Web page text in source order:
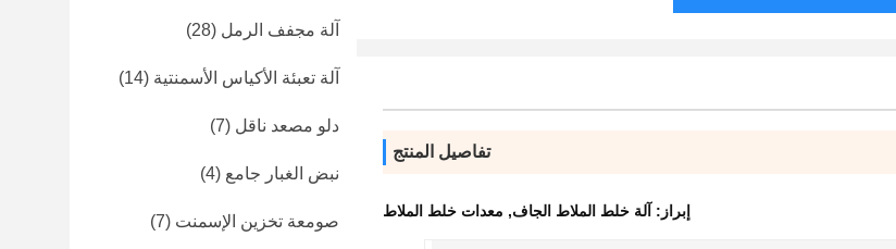
تفاصيل المنتج
إبراز: آلة خلط الملاط الجاف, معدات خلط الملاط
آلة مجفف الرمل (28)
آلة تعبئة الأكياس الأسمنتية (14)
دلو مصعد ناقل (7)
نبض الغبار جامع (4)
صومعة تخزين الإسمنت (7)